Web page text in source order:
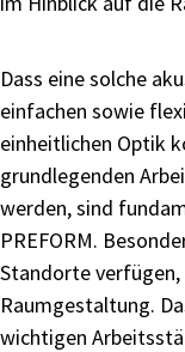
Dass eine solche
einfachen sowie
einheitlichen Optik
grundlegenden
werden, sind
PREFORM.
Standorte
Raumgestaltung.
wichtigen